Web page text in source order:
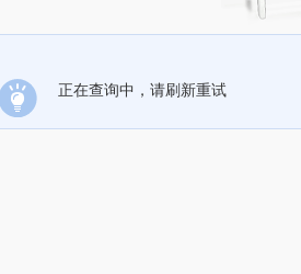
正在查询中，请刷新重试